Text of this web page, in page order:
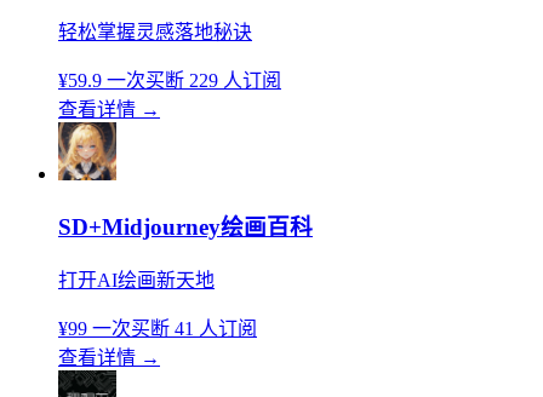
轻松掌握灵感落地秘诀
¥59.9 一次买断 229 人订阅
查看详情 →
SD+Midjourney绘画百科
打开AI绘画新天地
¥99 一次买断 41 人订阅
查看详情 →